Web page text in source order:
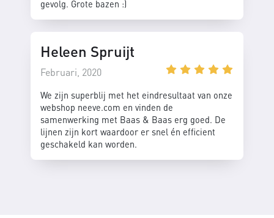
gevolg. Grote bazen :)
Heleen Spruijt
Februari, 2020
We zijn superblij met het eindresultaat van onze
webshop neeve.com en vinden de
samenwerking met Baas & Baas erg goed. De
lijnen zijn kort waardoor er snel én efficient
geschakeld kan worden.